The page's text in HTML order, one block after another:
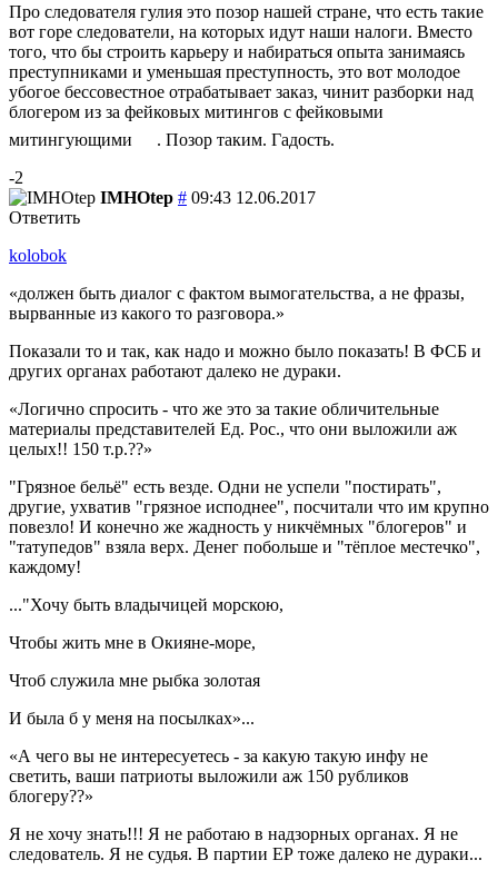
Про следователя гулия это позор нашей стране, что есть такие
вот горе следователи, на которых идут наши налоги. Вместо
того, что бы строить карьеру и набираться опыта занимаясь
преступниками и уменьшая преступность, это вот молодое
убогое бессовестное отрабатывает заказ, чинит разборки над
блогером из за фейковых митингов с фейковыми
митингующими
. Позор таким. Гадость.
-2
IMHOtep # 09:43 12.06.2017
Ответить
kolobok
должен быть диалог с фактом вымогательства, а не фразы,
вырванные из какого то разговора.
Показали то и так, как надо и можно было показать! В ФСБ и
других органах работают далеко не дураки.
Логично спросить - что же это за такие обличительные
материалы представителей Ед. Рос., что они выложили аж
целых!! 150 т.р.??
"Грязное бельё" есть везде. Одни не успели "постирать",
другие, ухватив "грязное исподнее", посчитали что им крупно
повезло! И конечно же жадность у никчёмных "блогеров" и
"татупедов" взяла верх. Денег побольше и "тёплое местечко",
каждому!
..."Хочу быть владычицей морскою,
Чтобы жить мне в Окияне-море,
Чтоб служила мне рыбка золотая
И была б у меня на посылках»...
А чего вы не интересуетесь - за какую такую инфу не
светить, ваши патриоты выложили аж 150 рубликов
блогеру??
Я не хочу знать!!! Я не работаю в надзорных органах. Я не
следователь. Я не судья. В партии ЕР тоже далеко не дураки...